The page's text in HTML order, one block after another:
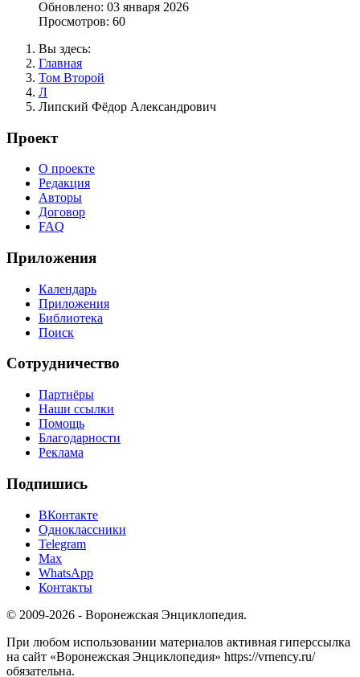
Обновлено: 03 января 2026
Просмотров: 60
Вы здесь:
Главная
Том Второй
Л
Липский Фёдор Александрович
Проект
О проекте
Редакция
Авторы
Договор
FAQ
Приложения
Календарь
Приложения
Библиотека
Поиск
Сотрудничество
Партнёры
Наши ссылки
Помощь
Благодарности
Реклама
Подпишись
ВКонтакте
Одноклассники
Telegram
Max
WhatsApp
Контакты
© 2009-2026 - Воронежская Энциклопедия.
При любом использовании материалов активная гиперссылка
на сайт «Воронежская Энциклопедия» https://vrnency.ru/
обязательна.